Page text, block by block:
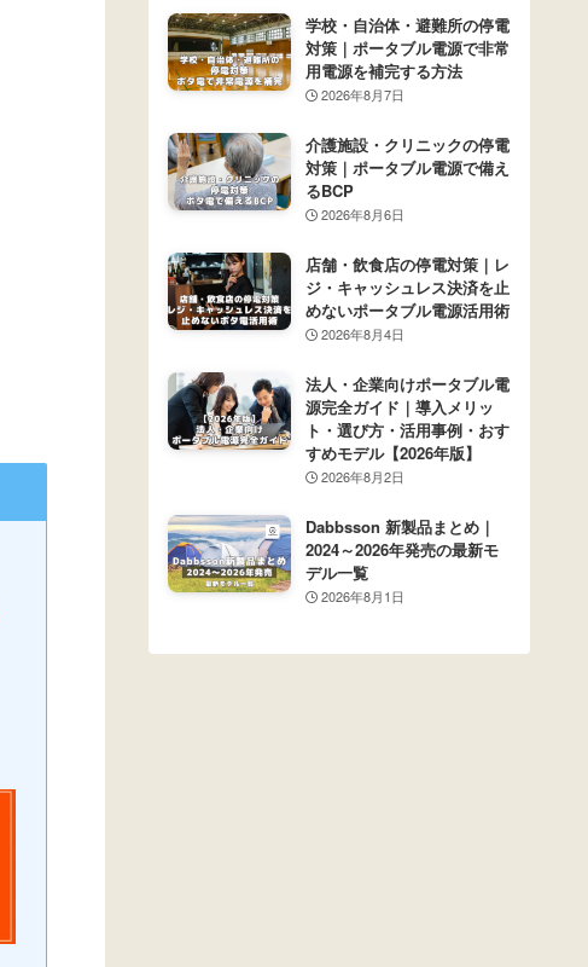
学校・自治体・避難所の停電
対策｜ポータブル電源で非常
用電源を補完する方法
2026年8月7日
介護施設・クリニックの停電
対策｜ポータブル電源で備え
るBCP
2026年8月6日
店舗・飲食店の停電対策｜レ
ジ・キャッシュレス決済を止
めないポータブル電源活用術
2026年8月4日
法人・企業向けポータブル電
源完全ガイド｜導入メリッ
ト・選び方・活用事例・おす
すめモデル【2026年版】
2026年8月2日
Dabbsson 新製品まとめ｜
2024～2026年発売の最新モ
デル一覧
2026年8月1日